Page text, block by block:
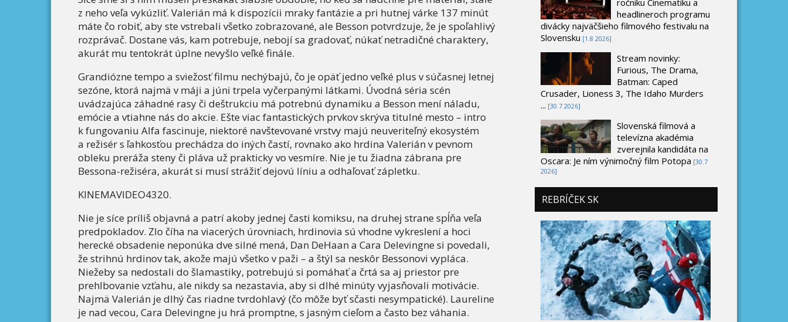
z neho veľa vykúzliť. Valerián má k dispozícii mraky fantázie a pri hutnej várke 137 minút
máte čo robiť, aby ste vstrebali všetko zobrazované, ale Besson potvrdzuje, že je spoľahlivý
rozprávač. Dostane vás, kam potrebuje, nebojí sa gradovať, núkať netradičné charaktery,
akurát mu tentokrát úplne nevyšlo veľké finále.
Grandiózne tempo a sviežosť filmu nechýbajú, čo je opäť jedno veľké plus v súčasnej letnej
sezóne, ktorá najmä v máji a júni trpela vyčerpanými látkami. Úvodná séria scén
uvádzajúca záhadné rasy či deštrukciu má potrebnú dynamiku a Besson mení náladu,
emócie a vtiahne nás do akcie. Ešte viac fantastických prvkov skrýva titulné mesto – intro
k fungovaniu Alfa fascinuje, niektoré navštevované vrstvy majú neuveriteľný ekosystém
a režisér s ľahkosťou prechádza do iných častí, rovnako ako hrdina Valerián v pevnom
obleku preráža steny či pláva už prakticky vo vesmíre. Nie je tu žiadna zábrana pre
Bessona-režiséra, akurát si musí strážiť dejovú líniu a odhaľovať zápletku.
KINEMAVIDEO4320.
Nie je síce príliš objavná a patrí akoby jednej časti komiksu, na druhej strane spĺňa veľa
predpokladov. Zlo číha na viacerých úrovniach, hrdinovia sú vhodne vykreslení a hoci
herecké obsadenie neponúka dve silné mená, Dan DeHaan a Cara Delevingne si povedali,
že strihnú hrdinov tak, akože majú všetko v paži – a štýl sa neskôr Bessonovi vypláca.
Niežeby sa nedostali do šlamastiky, potrebujú si pomáhať a črtá sa aj priestor pre
prehlbovanie vzťahu, ale nikdy sa nezastavia, aby si dlhé minúty vyjasňovali motivácie.
Najmä Valerián je dlhý čas riadne tvrdohlavý (čo môže byť sčasti nesympatické). Laureline
je nad vecou, Cara Delevingne ju hrá promptne, s jasným cieľom a často bez váhania.
headlineroch programu
divácky najväčšieho filmového festivalu na
Slovensku [1.8 2026]
Stream novinky:
Furious, The Drama,
Batman: Caped
Crusader, Lioness 3, The Idaho Murders
... [30.7 2026]
Slovenská filmová a
televízna akadémia
zverejnila kandidáta na
Oscara: Je ním výnimočný film Potopa [30.7
2026]
REBRÍČEK SK